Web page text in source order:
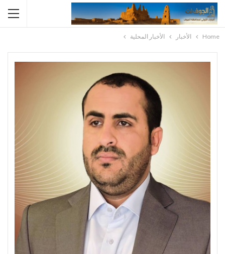
Home الأخبار الأخبار المحلية